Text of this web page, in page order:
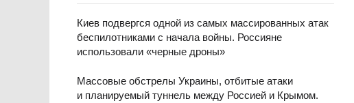
Киев подвергся одной из самых массированных атак
беспилотниками с начала войны. Россияне
использовали «черные дроны»
Массовые обстрелы Украины, отбитые атаки
и планируемый туннель между Россией и Крымом.